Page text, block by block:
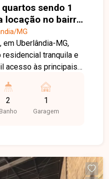
sendo 1
locação no bairro
MG
MG
em Uberlândia-MG,
residencial tranquila e
acesso às principais
e diversos
praticidade e
ar-condicionado,
cozinha com
2
Banho
1
Garagem